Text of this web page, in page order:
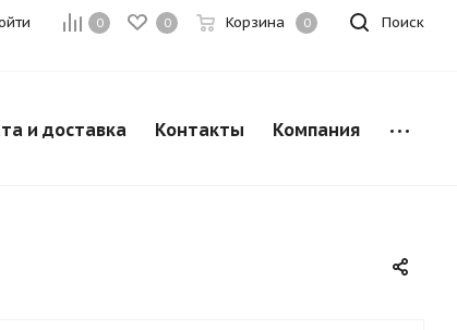
Поиск
0 0 Корзина 0
и доставка Контакты Компания